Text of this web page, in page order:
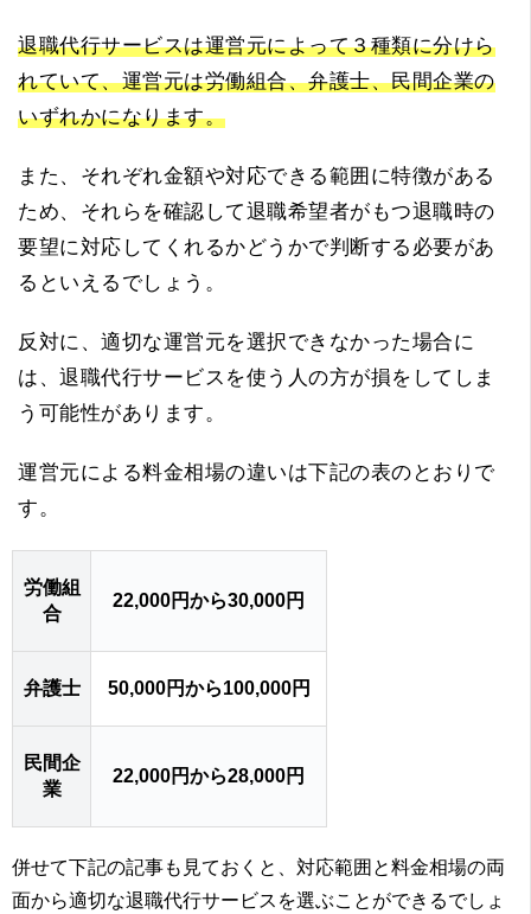
退職代行サービスは運営元によって３種類に分けら
れていて、運営元は労働組合、弁護士、民間企業の
いずれかになります。
また、それぞれ金額や対応できる範囲に特徴がある
ため、それらを確認して退職希望者がもつ退職時の
要望に対応してくれるかどうかで判断する必要があ
るといえるでしょう。
反対に、適切な運営元を選択できなかった場合に
は、退職代行サービスを使う人の方が損をしてしま
う可能性があります。
運営元による料金相場の違いは下記の表のとおりで
す。
労働組
合
22,000円から30,000円
弁護士 50,000円から100,000円
民間企
業
22,000円から28,000円
併せて下記の記事も見ておくと、対応範囲と料金相場の両
面から適切な退職代行サービスを選ぶことができるでしょ